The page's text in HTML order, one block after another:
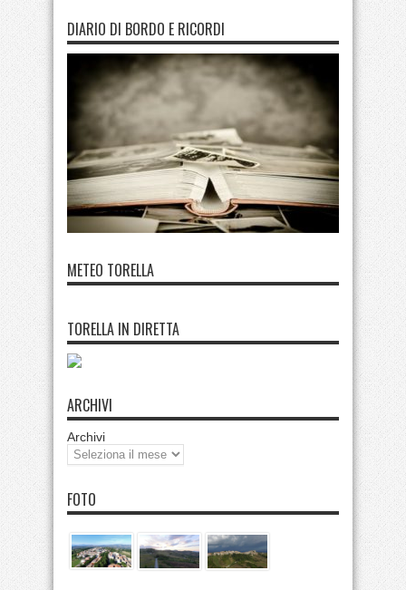
DIARIO DI BORDO E RICORDI
METEO TORELLA
TORELLA IN DIRETTA
ARCHIVI
Archivi
FOTO